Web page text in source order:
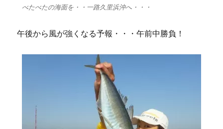
べたべたの海面を・・一路久里浜沖へ・・・
午後から風が強くなる予報・・・午前中勝負！